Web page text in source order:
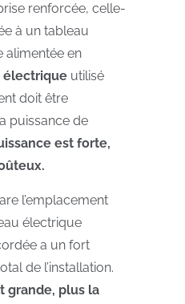
renforcée, celle-
à un tableau
alimentée en
électrique utilisé
doit être
puissance de
est forte,
l’emplacement
électrique
a un fort
de l’installation.
grande, plus la